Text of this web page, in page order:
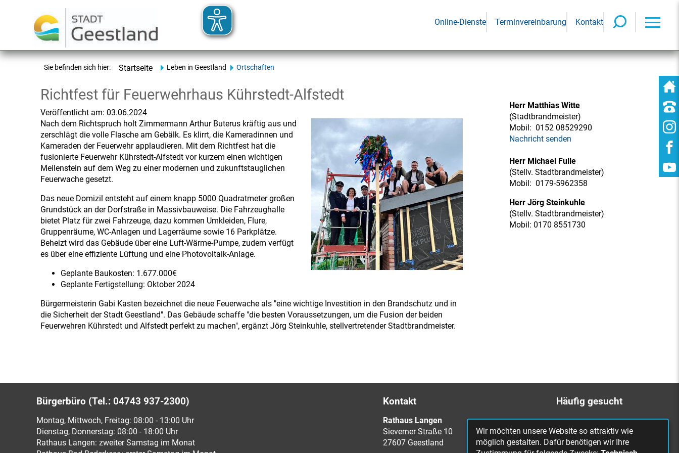
Online-Dienste Terminvereinbarung Kontakt
Sie befinden sich hier: Startseite Leben in Geestland Ortschaften
Richtfest für Feuerwehrhaus Kührstedt-Alfstedt
Veröffentlicht am: 03.06.2024
Nach dem Richtspruch holt Zimmermann Arthur Buterus kräftig aus und
zerschlägt die volle Flasche am Gebälk. Es klirrt, die Kameradinnen und
Kameraden der Feuerwehr applaudieren. Mit dem Richtfest hat die
fusionierte Feuerwehr Kührstedt-Alfstedt vor kurzem einen wichtigen
Meilenstein auf dem Weg zu einer modernen und zukunftstauglichen
Feuerwache gesetzt.
Das neue Domizil entsteht auf einem knapp 5000 Quadratmeter großen
Grundstück an der Dorfstraße in Massivbauweise. Die Fahrzeughalle
bietet Platz für zwei Fahrzeuge, dazu kommen Umkleiden, Flure,
Gruppenräume, WC-Anlagen und Lagerräume sowie 16 Parkplätze.
Beheizt wird das Gebäude über eine Luft-Wärme-Pumpe, zudem verfügt
es über eine effiziente Lüftung und eine Photovoltaik-Anlage.
Geplante Baukosten: 1.677.000€
Geplante Fertigstellung: Oktober 2024
Bürgermeisterin Gabi Kasten bezeichnet die neue Feuerwache als "eine wichtige Investition in den Brandschutz und in
die Sicherheit der Stadt Geestland". Das Gebäude schaffe "die besten Voraussetzungen, um die Fusion der beiden
Feuerwehren Kührstedt und Alfstedt perfekt zu machen", ergänzt Jörg Steinkuhle, stellvertretender Stadtbrandmeister.
Herr Matthias Witte
(Stadtbrandmeister)
Mobil: 0152 08529290
Nachricht senden
Herr Michael Fulle
(Stellv. Stadtbrandmeister)
Mobil: 0179-5962358
Herr Jörg Steinkuhle
(Stellv. Stadtbrandmeister)
Mobil: 0170 8551730
Bürgerbüro (Tel.: 04743 937-2300)
Montag, Mittwoch, Freitag: 08:00 - 13:00 Uhr
Dienstag, Donnerstag: 08:00 - 18:00 Uhr
Rathaus Langen: zweiter Samstag im Monat
Kontakt
Rathaus Langen
Sieverner Straße 10
27607 Geestland
Häufig gesucht
Bürgerbüro
Online Rathaus
Wir möchten unsere Website so attraktiv wie
möglich gestalten. Dafür benötigen wir Ihre